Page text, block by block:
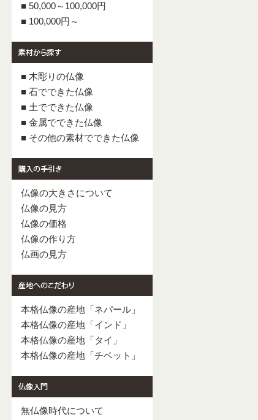
■ 50,000～100,000円
■ 100,000円～
■ 木彫りの仏像
■ 石でできた仏像
■ 土でできた仏像
■ 金属でできた仏像
■ その他の素材でできた仏像
仏像の大きさについて
仏像の見方
仏像の価格
仏像の作り方
仏画の見方
本格仏像の産地「ネパール」
本格仏像の産地「インド」
本格仏像の産地「タイ」
本格仏像の産地「チベット」
無仏像時代について